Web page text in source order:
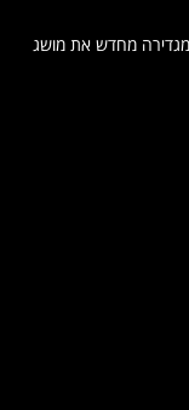
מחדש את מושג